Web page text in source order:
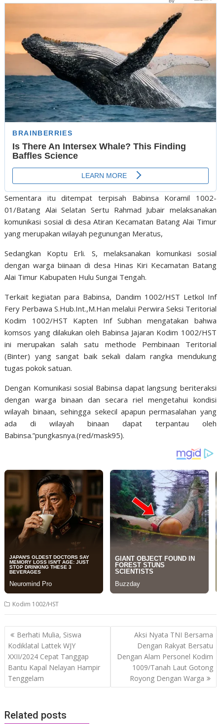
Sementara itu ditempat terpisah Babinsa Koramil 1002-
01/Batang Alai Selatan Sertu Rahmad Jubair melaksanakan
komunikasi sosial di desa Atiran Kecamatan Batang Alai Timur
yang merupakan wilayah pegunungan Meratus,
Sedangkan Koptu Erli. S, melaksanakan komunkasi sosial
dengan warga biinaan di desa Hinas Kiri Kecamatan Batang
Alai Timur Kabupaten Hulu Sungai Tengah.
Terkait kegiatan para Babinsa, Dandim 1002/HST Letkol Inf
Fery Perbawa S.Hub.Int.,M.Han melalui Perwira Seksi Teritorial
Kodim 1002/HST Kapten Inf Subhan mengatakan bahwa
komsos yang dilakukan oleh Babinsa Jajaran Kodim 1002/HST
ini merupakan salah satu methode Pembinaan Teritorial
(Binter) yang sangat baik sekali dalam rangka mendukung
tugas pokok satuan.
Dengan Komunikasi sosial Babinsa dapat langsung beriteraksi
dengan warga binaan dan secara riel mengetahui kondisi
wilayah binaan, sehingga sekecil apapun permasalahan yang
ada di wilayah binaan dapat terpantau oleh
Babinsa.”pungkasnya.(red/mask95).
Kodim 1002/HST
Post
navigation
Berhati Mulia, Siswa
Kodiklatal Lattek WJY
XXII/2024 Cepat Tanggap
Bantu Kapal Nelayan Hampir
Tenggelam
Aksi Nyata TNI Bersama
Dengan Rakyat Bersatu
Dengan Alam Personel Kodim
1009/Tanah Laut Gotong
Royong Dengan Warga
Related posts